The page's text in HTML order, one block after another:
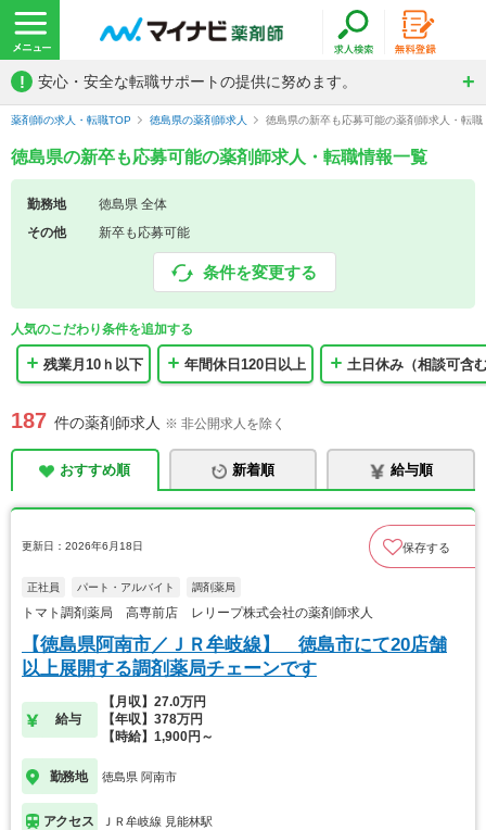
! 安心・安全な転職サポートの提供に努めます。
薬剤師の求人・転職TOP 徳島県の薬剤師求人 徳島県の新卒も応募可能の薬剤師求人・転職
徳島県の新卒も応募可能の薬剤師求人・転職情報一覧
勤務地
徳島県 全体
その他
新卒も応募可能
条件を変更する
人気のこだわり条件を追加する
残業月10ｈ以下 年間休日120日以上 土日休み（相談可含
187 件の薬剤師求人 ※ 非公開求人を除く
おすすめ順 新着順 給与順
更新日：2026年6月18日 保存する
正社員 パート・アルバイト 調剤薬局
トマト調剤薬局 高専前店 レリープ株式会社の薬剤師求人
【徳島県阿南市／ＪＲ牟岐線】 徳島市にて20店舗
以上展開する調剤薬局チェーンです
給与
【月収】27.0万円
【年収】378万円
【時給】1,900円～
勤務地 徳島県 阿南市
アクセス ＪＲ牟岐線 見能林駅